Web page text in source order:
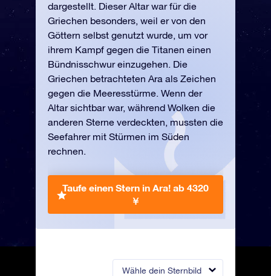
Wähle dein Sternbild
dargestellt. Dieser Altar war für die
Griechen besonders, weil er von den
Göttern selbst genutzt wurde, um vor
ihrem Kampf gegen die Titanen einen
Bündnisschwur einzugehen. Die
Griechen betrachteten Ara als Zeichen
gegen die Meeresstürme. Wenn der
Altar sichtbar war, während Wolken die
anderen Sterne verdeckten, mussten die
Seefahrer mit Stürmen im Süden
rechnen.
Taufe einen Stern in Ara! ab 4320
￥